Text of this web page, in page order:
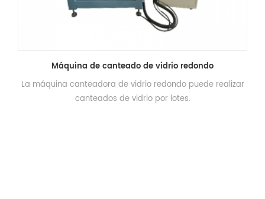
Máquina de canteado de vidrio redondo
La máquina canteadora de vidrio redondo puede realizar
canteados de vidrio por lotes.